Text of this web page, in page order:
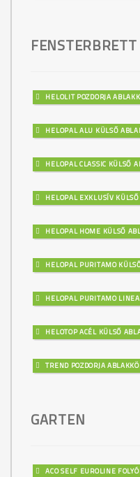
FENSTERBRETT
HELOLIT POZDORJA
HELOPAL ALU KÜLSŐ
HELOPAL CLASSIC KÜLSŐ
HELOPAL EXKLUSÍV
HELOPAL HOME KÜLSŐ
HELOPAL PURITAMO
HELOPAL PURITAMO
HELOTOP ACÉL KÜLSŐ
TREND POZDORJA
GARTEN
ACO SELF EUROLINE